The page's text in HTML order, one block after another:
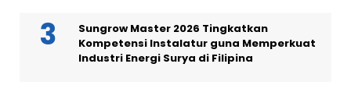
Sungrow Master 2026 Tingkatkan
Kompetensi Instalatur guna Memperkuat
Industri Energi Surya di Filipina